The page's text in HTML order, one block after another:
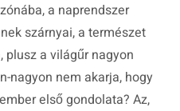
a naprendszer
szárnyai, a természet
plusz a világűr nagyon
nagyon nem akarja, hogy
első gondolata? Az,